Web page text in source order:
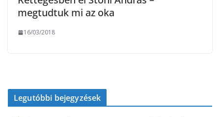
megtudtuk mi az oka
16/03/2018
Legutóbbi bejegyzések